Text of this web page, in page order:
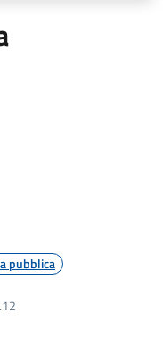
pubblica